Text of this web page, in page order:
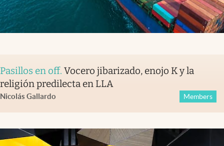
Pasillos en off. Vocero jibarizado, enojo K y la
religión predilecta en LLA
Nicolás Gallardo Members